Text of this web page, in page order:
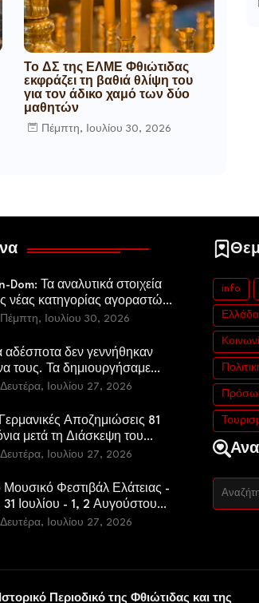
Το ΔΣ της ΕΛΜΕ Φθιώτιδας
εκφράζει τη βαθιά θλίψη του
για τον άδικο χαμό των δύο
μαθητών
Πέμπτη, Ιουλίου 30, 2026
Dom: Τα αναλυτικά στοιχεία
νέας κατηγορίας αγοραστών
ελληνική αγορά πολυτελών
Πέμπτη, Ιουλίου 30, 2026
αδέσποτα δεν γεννήθηκαν
τους. Τα δημιουργήσαμε
Δευτέρα, Ιουλίου 27, 2026
Αποζημιώσεις 81
μετά τη Διάσκεψη του
Δευτέρα, Ιουλίου 27, 2026
Μουσικό Φεστιβάλ Ελάτειας -
31 Ιουλίου - 1, 2 Αυγούστου
Δευτέρα, Ιουλίου 27, 2026
info
Ελλάδα
Περιοδικό της Φθιώτιδας και της